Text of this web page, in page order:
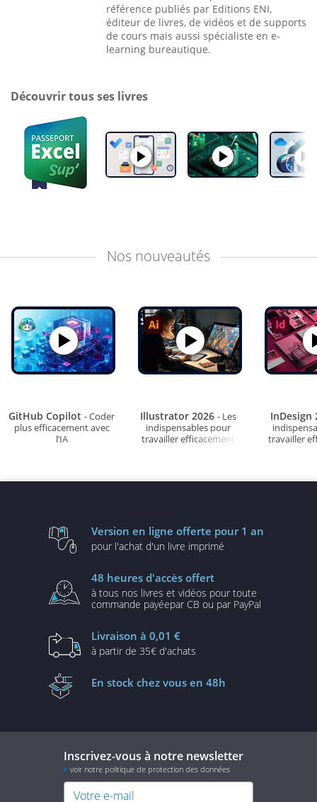
référence publiés par Editions ENI,
éditeur de livres, de vidéos et de supports
de cours mais aussi spécialiste en e-
learning bureautique.
Découvrir tous ses livres
Nos nouveautés
GitHub Copilot - Coder
plus efficacement avec
l’IA
Illustrator 2026 - Les
indispensables pour
travailler efficacement
InDesign
travailler
Version en ligne offerte pour 1 an
pour l'achat d'un livre imprimé
48 heures d'accès offert
à tous nos livres et vidéos pour toute
commande payéepar CB ou par PayPal
Livraison à 0,01 €
à partir de 35€ d'achats
En stock chez vous en 48h
Inscrivez-vous à notre newsletter
voir notre politique de protection des données